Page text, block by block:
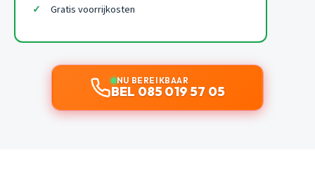
Gratis voorrijkosten
NU BEREIKBAAR
BEL 085 019 57 05